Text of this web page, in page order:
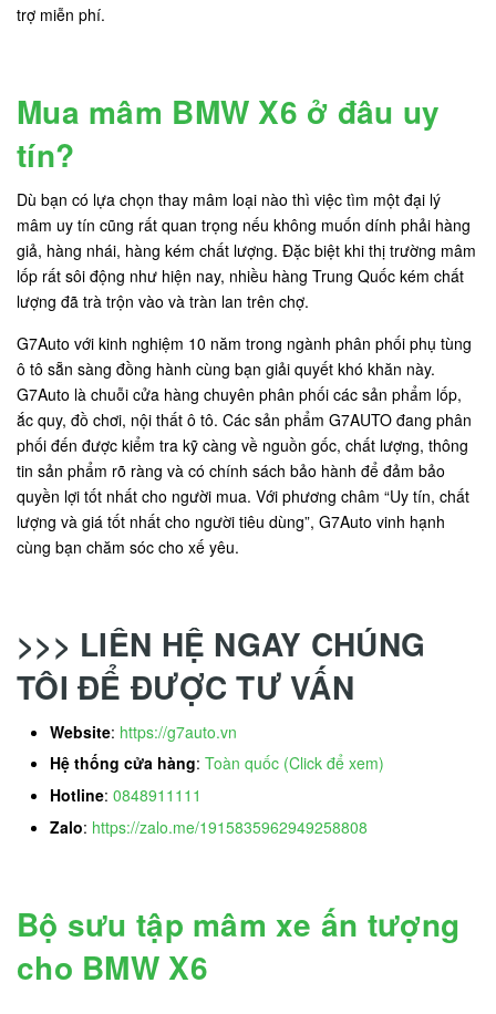
trợ miễn phí.
Mua mâm BMW X6 ở đâu uy
tín?
Dù bạn có lựa chọn thay mâm loại nào thì việc tìm một đại lý
mâm uy tín cũng rất quan trọng nếu không muốn dính phải hàng
giả, hàng nhái, hàng kém chất lượng. Đặc biệt khi thị trường mâm
lốp rất sôi động như hiện nay, nhiều hàng Trung Quốc kém chất
lượng đã trà trộn vào và tràn lan trên chợ.
G7Auto với kinh nghiệm 10 năm trong ngành phân phối phụ tùng
ô tô sẵn sàng đồng hành cùng bạn giải quyết khó khăn này.
G7Auto là chuỗi cửa hàng chuyên phân phối các sản phẩm lốp,
ắc quy, đồ chơi, nội thất ô tô. Các sản phẩm G7AUTO đang phân
phối đến được kiểm tra kỹ càng về nguồn gốc, chất lượng, thông
tin sản phẩm rõ ràng và có chính sách bảo hành để đảm bảo
quyền lợi tốt nhất cho người mua. Với phương châm “Uy tín, chất
lượng và giá tốt nhất cho người tiêu dùng”, G7Auto vinh hạnh
cùng bạn chăm sóc cho xế yêu.
>>> LIÊN HỆ NGAY CHÚNG
TÔI ĐỂ ĐƯỢC TƯ VẤN
Website: https://g7auto.vn
Hệ thống cửa hàng: Toàn quốc (Click để xem)
Hotline: 0848911111
Zalo: https://zalo.me/1915835962949258808
Bộ sưu tập mâm xe ấn tượng
cho BMW X6